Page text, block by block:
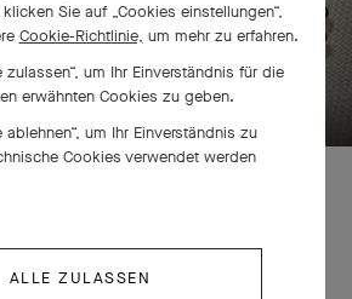
BITTE WISCHEN
ENTDECKEN SIE
ANDERE
Sie auf „Cookies einstellungen“,
Cookie-Richtlinie, um mehr zu erfahren.
zulassen“, um Ihr Einverständnis für die
erwähnten Cookies zu geben.
um Ihr Einverständnis zu
Cookies verwendet werden
ALLE ZULASSEN